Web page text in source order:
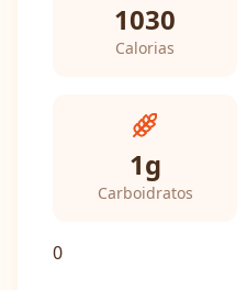
1030
Calorias
1g
Carboidratos
0